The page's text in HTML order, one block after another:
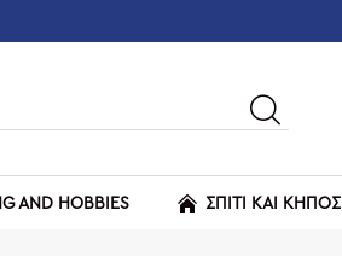
AND HOBBIES ΣΠΙΤΙ ΚΑΙ ΚΗΠΟΣ